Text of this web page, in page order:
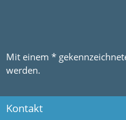
Mit einem *
werden.
Kontakt